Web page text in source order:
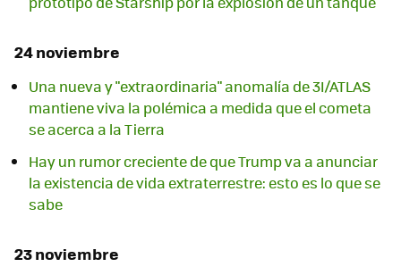
24 noviembre
Una nueva y "extraordinaria" anomalía de 3I/ATLAS
mantiene viva la polémica a medida que el cometa
se acerca a la Tierra
Hay un rumor creciente de que Trump va a anunciar
la existencia de vida extraterrestre: esto es lo que se
sabe
23 noviembre